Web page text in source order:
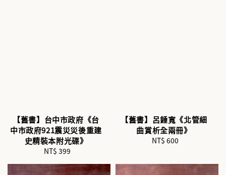
【舊書】台中市政府《台
中市政府921震災災後重建
史精裝本附光碟》
Regular
NT$ 399
【舊書】呂錘寬《北管細
曲賞析全兩冊》
Regular
NT$ 600